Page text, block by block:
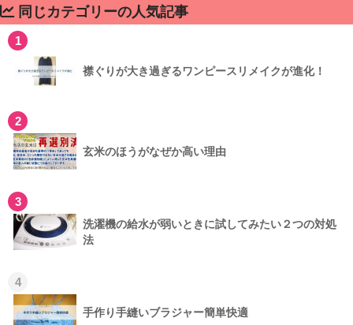
同じカテゴリーの人気記事
1
襟ぐりが大き過ぎるワンピースリメイクが進化！
2
玄米のほうがなぜか高い理由
3
洗濯機の給水が弱いときに試してみたい２つの対処
法
4
手作り手縫いブラジャー簡単快適